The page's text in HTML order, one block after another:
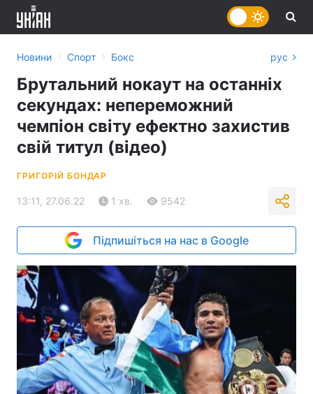
Новини › Спорт › Бокс рус
Брутальний нокаут на останніх
секундах: непереможний
чемпіон світу ефектно захистив
свій титул (відео)
ГРИГОРІЙ БОНДАР
13:11, 27.06.22 1 хв. 9542
Підпишіться на нас в Google